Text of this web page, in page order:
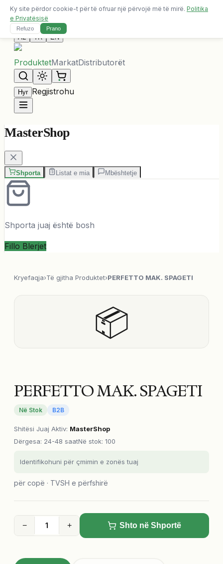
Dërgesa falas për porosi mbi 10,000 ALL
Na Kontaktoni
AL TR EN
ProduktetMarkatDistributorët
Hyr Regjistrohu
MasterShop
Shporta Listat e mia Mbështetje
Shporta juaj është bosh
Fillo Blerjet
Kryefaqja›Të gjitha Produktet›PERFETTO MAK. SPAGETI
📦
PERFETTO MAK. SPAGETI
Në Stok B2B
Shitësi Juaj Aktiv: MasterShop
Dërgesa: 24-48 saatNë stok: 100
Identifikohuni për çmimin e zonës tuaj
për copë · TVSH e përfshirë
− + Shto në Shportë
Ky site përdor cookie-t për të ofruar një përvojë më të mirë. Politika
e Privatësisë
Refuzo Prano